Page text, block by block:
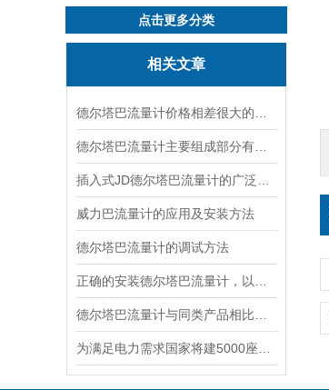
点击更多分类
相关文章
威力巴流量计的应用及安装方法
德尔塔巴流量计的调试方法